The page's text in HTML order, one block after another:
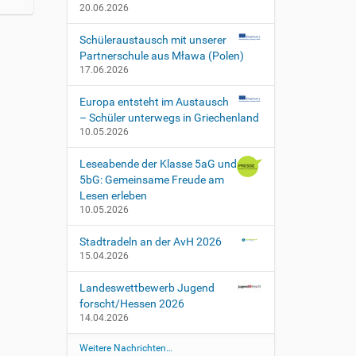
20.06.2026
Schüleraustausch mit unserer
Partnerschule aus Mława (Polen)
17.06.2026
Europa entsteht im Austausch
– Schüler unterwegs in Griechenland
10.05.2026
Leseabende der Klasse 5aG und
5bG: Gemeinsame Freude am
Lesen erleben
10.05.2026
Stadtradeln an der AvH 2026
15.04.2026
Landeswettbewerb Jugend
forscht/Hessen 2026
14.04.2026
Weitere Nachrichten…